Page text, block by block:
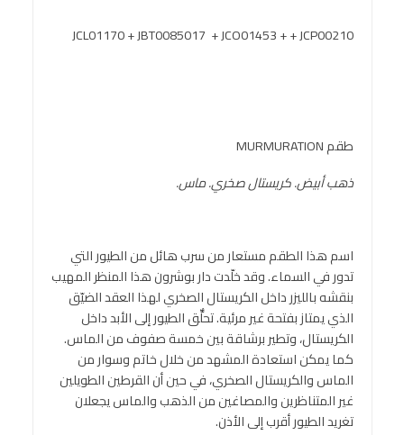
JCL01170 + JBT0085017 + JCO01453 + + JCP00210
طقم MURMURATION
ذهب أبيض. كريستال صخري. ماس.
اسم هذا الطقم مستعار من سرب هائل من الطيور التي
تدور في السماء. وقد خلّدت دار بوشرون هذا المنظر المهيب
بنقشه بالليزر داخل الكريستال الصخري لهذا العقد الضيّق
الذي يمتاز بفتحة غير مرئية. تحلٌّق الطيور إلى الأبد داخل
الكريستال، وتطير برشاقة بين خمسة صفوف من الماس.
كما يمكن استعادة المشهد من خلال خاتم وسوار من
الماس والكريستال الصخري، في حين أن القرطين الطويلين
غير المتناظرين والمصاغين من الذهب والماس يجعلان
تغريد الطيور أقرب إلى الأذن.